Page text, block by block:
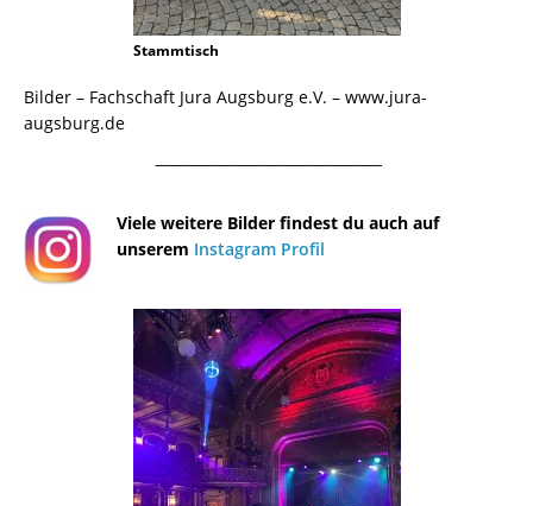
Stammtisch
Bilder – Fachschaft Jura Augsburg e.V. – www.jura-
augsburg.de
¯¯¯¯¯¯¯¯¯¯¯¯¯¯¯¯¯¯¯¯¯¯¯¯¯¯¯¯¯¯¯¯¯¯¯¯¯¯
Viele weitere Bilder findest du auch auf
unserem Instagram Profil